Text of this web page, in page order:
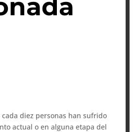
cada diez personas han sufrido
actual o en alguna etapa del